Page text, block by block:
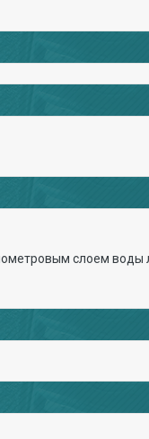
слоем воды